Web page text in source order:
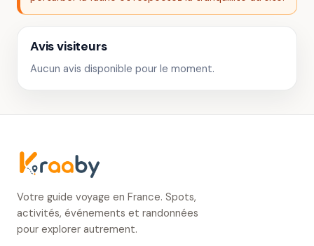
Avis visiteurs
Aucun avis disponible pour le moment.
Votre guide voyage en France. Spots,
activités, événements et randonnées
pour explorer autrement.